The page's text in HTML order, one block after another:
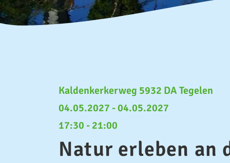
Kaldenkerkerweg 5932 DA Tegelen
04.05.2027 - 04.05.2027
17:30 - 21:00
Natur erleben an